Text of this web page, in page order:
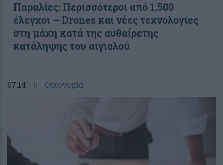
Παραλίες: Περισσότεροι από 1.500
έλεγχοι – Drones και νέες τεχνολογίες
στη μάχη κατά της αυθαίρετης
κατάληψης του αιγιαλού
07:14 || Οικονομία